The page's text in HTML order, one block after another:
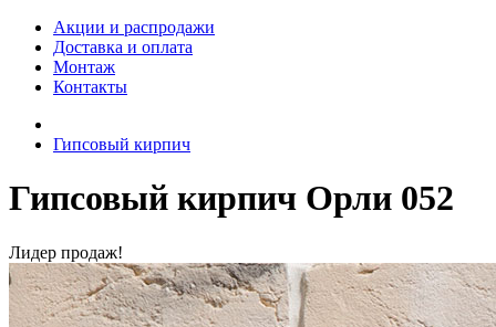
Акции и распродажи
Доставка и оплата
Монтаж
Контакты
Гипсовый кирпич
Гипсовый кирпич Орли 052
Лидер продаж!